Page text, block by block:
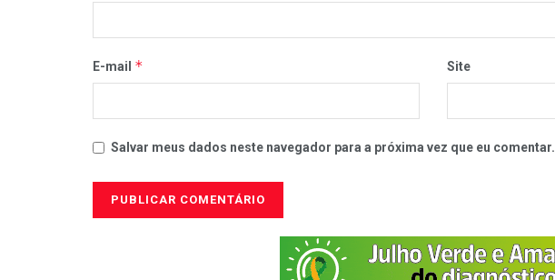
E-mail * Site
Salvar meus dados neste navegador para a próxima vez que eu comentar.